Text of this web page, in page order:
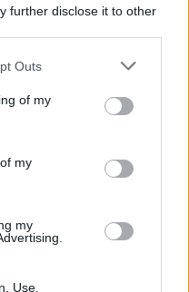
further disclose it to other
Outs
of my
my
my
Use,